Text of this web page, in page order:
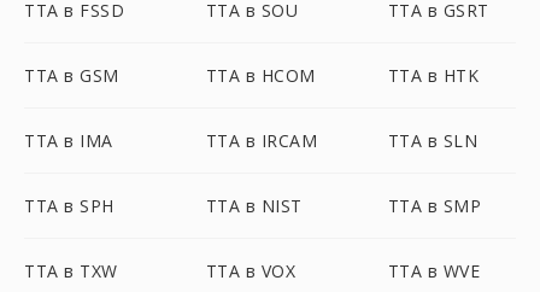
TTA в FSSD TTA в SOU TTA в GSRT
TTA в GSM TTA в HCOM TTA в HTK
TTA в IMA TTA в IRCAM TTA в SLN
TTA в SPH TTA в NIST TTA в SMP
TTA в TXW TTA в VOX TTA в WVE